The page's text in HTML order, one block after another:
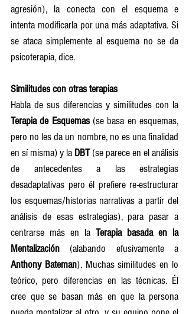
agresión), la conecta con el esquema e
intenta modificarla por una más adaptativa. Si
se ataca simplemente al esquema no se da
psicoterapia, dice.
Similitudes con otras terapias
Terapia de Esquemas (se basa en esquemas,
pero no les da un nombre, no es una finalidad
en sí misma) y la DBT (se parece en el análisis
de antecedentes a las estrategias
desadaptativas pero él prefiere re-estructurar
los esquemas/historias narrativas a partir del
análisis de esas estrategias), para pasar a
centrarse más en la Terapia basada en la
Mentalización
Anthony Bateman). Muchas similitudes en lo
teórico, pero diferencias en las técnicas. Él
cree que se basan más en que la persona